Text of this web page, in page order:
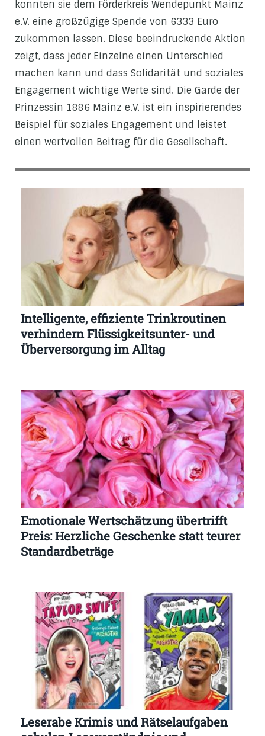
konnten sie dem Förderkreis Wendepunkt Mainz
e.V. eine großzügige Spende von 6333 Euro
zukommen lassen. Diese beeindruckende Aktion
zeigt, dass jeder Einzelne einen Unterschied
machen kann und dass Solidarität und soziales
Engagement wichtige Werte sind. Die Garde der
Prinzessin 1886 Mainz e.V. ist ein inspirierendes
Beispiel für soziales Engagement und leistet
einen wertvollen Beitrag für die Gesellschaft.
Intelligente, effiziente Trinkroutinen
verhindern Flüssigkeitsunter- und
Überversorgung im Alltag
Emotionale Wertschätzung übertrifft
Preis: Herzliche Geschenke statt teurer
Standardbeträge
Leserabe Krimis und Rätselaufgaben